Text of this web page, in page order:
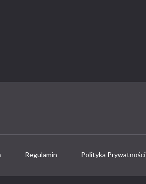
Regulamin Polityka Prywatności